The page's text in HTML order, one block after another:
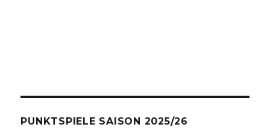
PUNKTSPIELE SAISON 2025/26